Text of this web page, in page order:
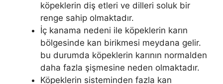
köpeklerin diş etleri ve dilleri soluk bir
renge sahip olmaktadır.
İç kanama nedeni ile köpeklerin karın
bölgesinde kan birikmesi meydana gelir.
bu durumda köpeklerin karının normalden
daha fazla şişmesine neden olmaktadır.
Köpeklerin sisteminden fazla kan